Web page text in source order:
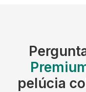
pelúcia